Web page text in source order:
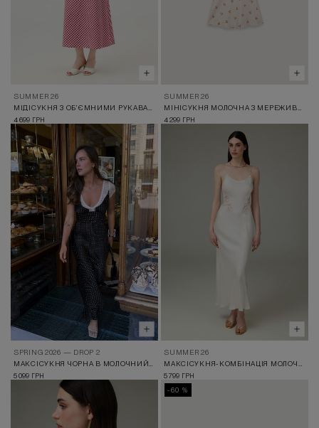
SUMMER 26
4 699 ГРН
SUMMER 26
4 299 ГРН
SPRING 2026 — DROP 2
5 099 ГРН
SUMMER 26
5 799 ГРН
-60 %